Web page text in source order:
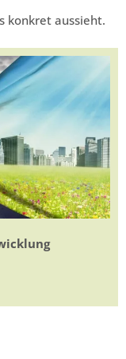
konkret aussieht.